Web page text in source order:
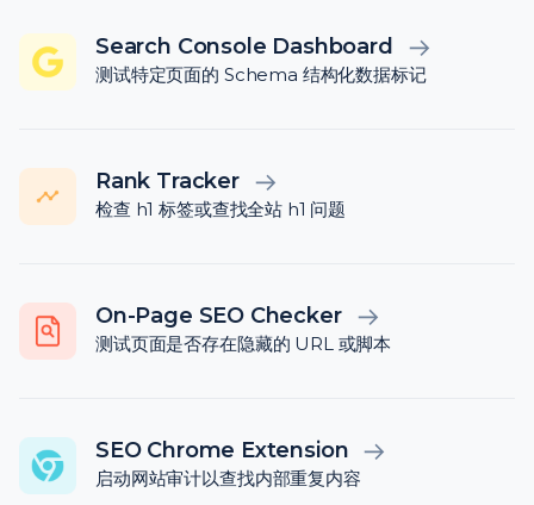
Search Console Dashboard
测试特定页面的 Schema 结构化数据标记
Rank Tracker
检查 h1 标签或查找全站 h1 问题
On-Page SEO Checker
测试页面是否存在隐藏的 URL 或脚本
SEO Chrome Extension
启动网站审计以查找内部重复内容